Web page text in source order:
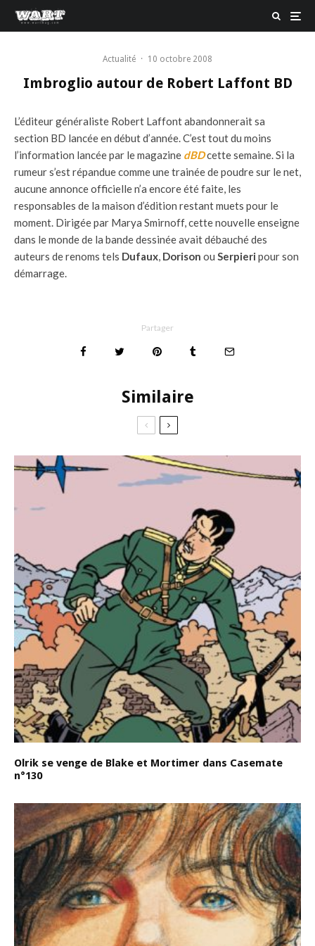
Actualité · 10 octobre 2008
Imbroglio autour de Robert Laffont BD
L’éditeur généraliste Robert Laffont abandonnerait sa
section BD lancée en début d’année. C’est tout du moins
l’information lancée par le magazine dBDcette semaine. Si la
rumeur s’est répandue comme une trainée de poudre sur le net,
aucune annonce officielle n’a encore été faite, les
responsables de la maison d’édition restant muets pour le
moment. Dirigée par Marya Smirnoff, cette nouvelle enseigne
dans le monde de la bande dessinée avait débauché des
auteurs de renoms tels Dufaux, Dorison ou Serpieri pour son
démarrage.
Partager
Similaire
Olrik se venge de Blake et Mortimer dans Casemate
n°130